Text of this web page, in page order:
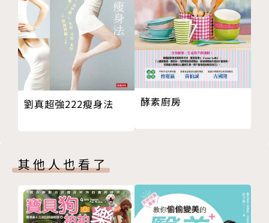
大人故事繪本
一場文學與藝術的優雅相遇
本書特色
元的短篇故事繪本。
2.小說家 李維菁 ╳ 插畫家 Soupy Tang首度跨界合
作，推出全新精緻繪本故事《罐頭》，描述單身女子和
劉真超強222瘦身法 酵素廚房
其他人也看了